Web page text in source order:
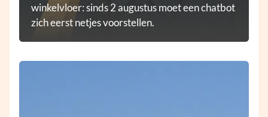
winkelvloer: sinds 2 augustus moet een chatbot
zich eerst netjes voorstellen.